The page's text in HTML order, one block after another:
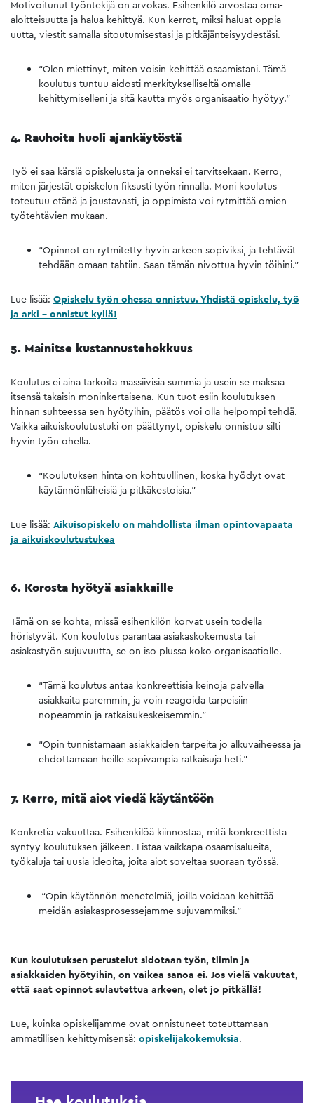
Motivoitunut työntekijä on arvokas. Esihenkilö arvostaa oma-
aloitteisuutta ja halua kehittyä. Kun kerrot, miksi haluat oppia
uutta, viestit samalla sitoutumisestasi ja pitkäjänteisyydestäsi.
“Olen miettinyt, miten voisin kehittää osaamistani. Tämä
koulutus tuntuu aidosti merkitykselliseltä omalle
kehittymiselleni ja sitä kautta myös organisaatio hyötyy.”
4. Rauhoita huoli ajankäytöstä
Työ ei saa kärsiä opiskelusta ja onneksi ei tarvitsekaan. Kerro,
miten järjestät opiskelun fiksusti työn rinnalla. Moni koulutus
toteutuu etänä ja joustavasti, ja oppimista voi rytmittää omien
työtehtävien mukaan.
“Opinnot on rytmitetty hyvin arkeen sopiviksi, ja tehtävät
tehdään omaan tahtiin. Saan tämän nivottua hyvin töihini.”
Lue lisää: Opiskelu työn ohessa onnistuu. Yhdistä opiskelu, työ
ja arki – onnistut kyllä!
5. Mainitse kustannustehokkuus
Koulutus ei aina tarkoita massiivisia summia ja usein se maksaa
itsensä takaisin moninkertaisena. Kun tuot esiin koulutuksen
hinnan suhteessa sen hyötyihin, päätös voi olla helpompi tehdä.
Vaikka aikuiskoulutustuki on päättynyt, opiskelu onnistuu silti
hyvin työn ohella.
“Koulutuksen hinta on kohtuullinen, koska hyödyt ovat
käytännönläheisiä ja pitkäkestoisia.”
Lue lisää: Aikuisopiskelu on mahdollista ilman opintovapaata
ja aikuiskoulutustukea
6. Korosta hyötyä asiakkaille
Tämä on se kohta, missä esihenkilön korvat usein todella
höristyvät. Kun koulutus parantaa asiakaskokemusta tai
asiakastyön sujuvuutta, se on iso plussa koko organisaatiolle.
“Tämä koulutus antaa konkreettisia keinoja palvella
asiakkaita paremmin, ja voin reagoida tarpeisiin
nopeammin ja ratkaisukeskeisemmin.”
“Opin tunnistamaan asiakkaiden tarpeita jo alkuvaiheessa ja
ehdottamaan heille sopivampia ratkaisuja heti.”
7. Kerro, mitä aiot viedä käytäntöön
Konkretia vakuuttaa. Esihenkilöä kiinnostaa, mitä konkreettista
syntyy koulutuksen jälkeen. Listaa vaikkapa osaamisalueita,
työkaluja tai uusia ideoita, joita aiot soveltaa suoraan työssä.
“Opin käytännön menetelmiä, joilla voidaan kehittää
meidän asiakasprosessejamme sujuvammiksi.”
Kun koulutuksen perustelut sidotaan työn, tiimin ja
asiakkaiden hyötyihin, on vaikea sanoa ei. Jos vielä vakuutat,
että saat opinnot sulautettua arkeen, olet jo pitkällä!
Lue, kuinka opiskelijamme ovat onnistuneet toteuttamaan
ammatillisen kehittymisensä: opiskelijakokemuksia.